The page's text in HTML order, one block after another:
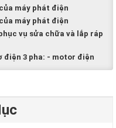
máy phát điện
máy phát điện
vụ sửa chữa và lắp ráp
điện 3 pha: - motor điện